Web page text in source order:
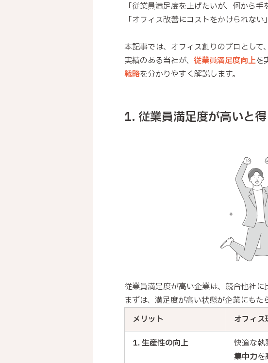
「従業員満足度を上げたいが、何から手
「オフィス改善にコストをかけられない」
本記事では、オフィス創りのプロとし
実績のある当社が、 従業員満足度向上を
戦略を分かりやすく解説します。
1. 従業員満足度が高いと
従業員満足度が高い企業は、競合他社に
まずは、満足度が高い状態が企業にもた
メリット
オフィス
1. 生産性の向上
快適な執
集中力を